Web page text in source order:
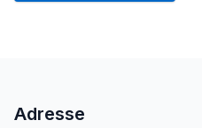
Adresse